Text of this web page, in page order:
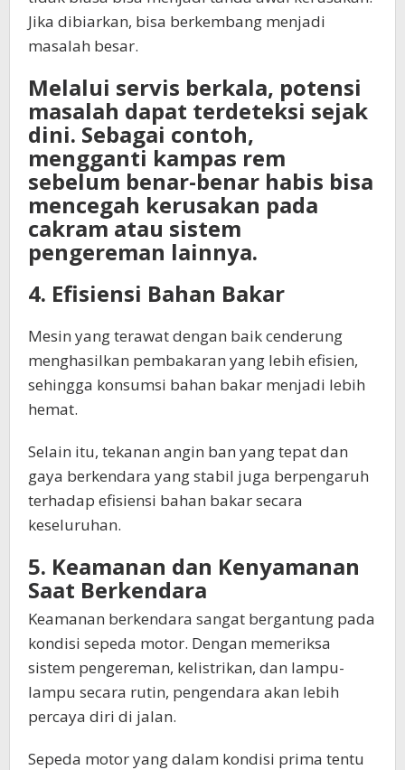
Jika dibiarkan, bisa berkembang menjadi
masalah besar.
Melalui servis berkala, potensi
masalah dapat terdeteksi sejak
dini. Sebagai contoh,
mengganti kampas rem
sebelum benar-benar habis bisa
mencegah kerusakan pada
cakram atau sistem
pengereman lainnya.
4. Efisiensi Bahan Bakar
Mesin yang terawat dengan baik cenderung
menghasilkan pembakaran yang lebih efisien,
sehingga konsumsi bahan bakar menjadi lebih
hemat.
Selain itu, tekanan angin ban yang tepat dan
gaya berkendara yang stabil juga berpengaruh
terhadap efisiensi bahan bakar secara
keseluruhan.
5. Keamanan dan Kenyamanan
Saat Berkendara
Keamanan berkendara sangat bergantung pada
kondisi sepeda motor. Dengan memeriksa
sistem pengereman, kelistrikan, dan lampu-
lampu secara rutin, pengendara akan lebih
percaya diri di jalan.
Sepeda motor yang dalam kondisi prima tentu